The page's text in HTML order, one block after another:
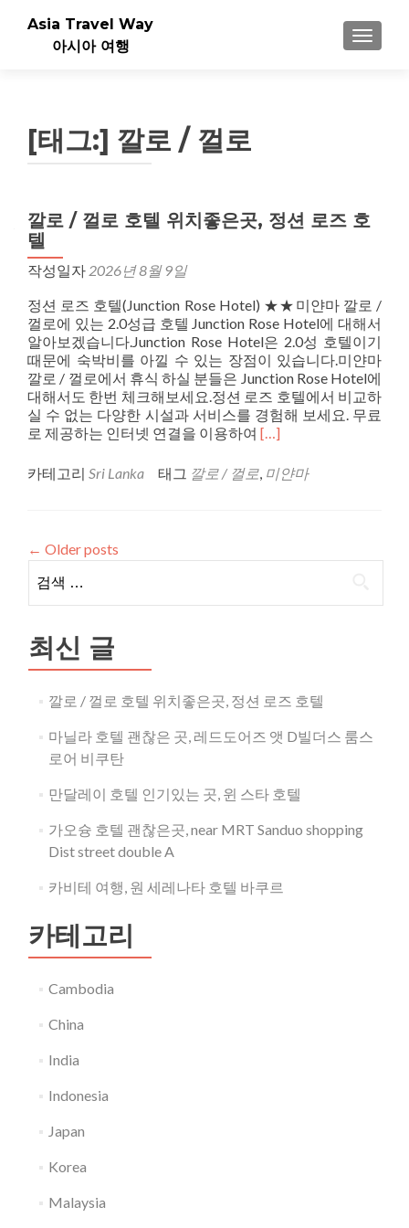
내비게
Asia Travel Way
아시아 여행
[태그:] 깔로 / 껄로
깔로 / 껄로 호텔 위치좋은곳, 정션 로즈 호
텔
작성일자 2026년 8월 9일
정션 로즈 호텔(Junction Rose Hotel) ★★미얀마 깔로 /
껄로에 있는 2.0성급 호텔 Junction Rose Hotel에 대해서
알아보겠습니다.Junction Rose Hotel은 2.0성 호텔이기
때문에 숙박비를 아낄 수 있는 장점이 있습니다.미얀마
깔로 / 껄로에서 휴식 하실 분들은 Junction Rose Hotel에
대해서도 한번 체크해보세요.정션 로즈 호텔에서 비교하
실 수 없는 다양한 시설과 서비스를 경험해 보세요. 무료
로 제공하는 인터넷 연결을 이용하여 Read
about
깔
로
정
로
텔
[…]
카테고리 Sri Lanka 태그 깔로 / 껄로, 미얀마
글
내
비
게
이
션
← Older posts
색:
최신 글
깔로 / 껄로 호텔 위치좋은곳, 정션 로즈 호텔
마닐라 호텔 괜찮은 곳, 레드도어즈 앳 D빌더스 룸스
로어 비쿠탄
만달레이 호텔 인기있는 곳, 윈 스타 호텔
가오슝 호텔 괜찮은곳, near MRT Sanduo shopping
Dist street double A
카비테 여행, 원 세레나타 호텔 바쿠르
카테고리
Cambodia
China
India
Indonesia
Japan
Korea
Malaysia